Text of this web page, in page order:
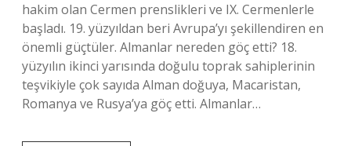
hakim olan Cermen prenslikleri ve IX. Cermenlerle
başladı. 19. yüzyıldan beri Avrupa’yı şekillendiren en
önemli güçtüler. Almanlar nereden göç etti? 18.
yüzyılın ikinci yarısında doğulu toprak sahiplerinin
teşvikiyle çok sayıda Alman doğuya, Macaristan,
Romanya ve Rusya’ya göç etti. Almanlar…